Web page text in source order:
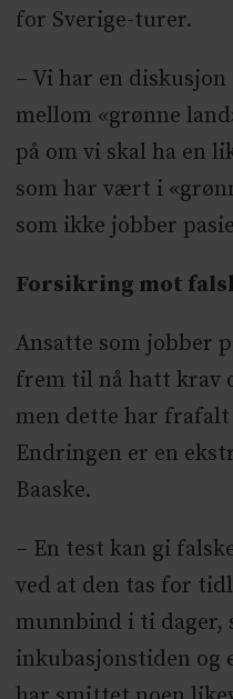
for Sverige-turer.
– Vi har en
mellom «grønne
på om vi skal ha en
som har vært i
som ikke jobber
Forsikring mot
Ansatte som jobber
frem til nå hatt krav
men dette har
Endringen er en
Baaske.
– En test kan gi
ved at den tas for
munnbind i ti dager,
inkubasjonstiden og